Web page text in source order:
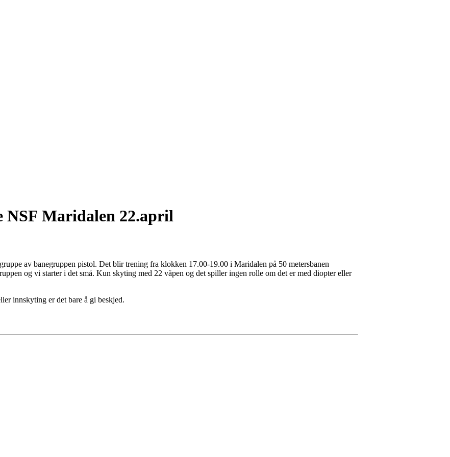
Maridalen 22.april
av banegruppen pistol. Det blir trening fra klokken 17.00-19.00 i Maridalen på 50 metersbanen
og vi starter i det små. Kun skyting med 22 våpen og det spiller ingen rolle om det er med diopter eller
innskyting er det bare å gi beskjed.